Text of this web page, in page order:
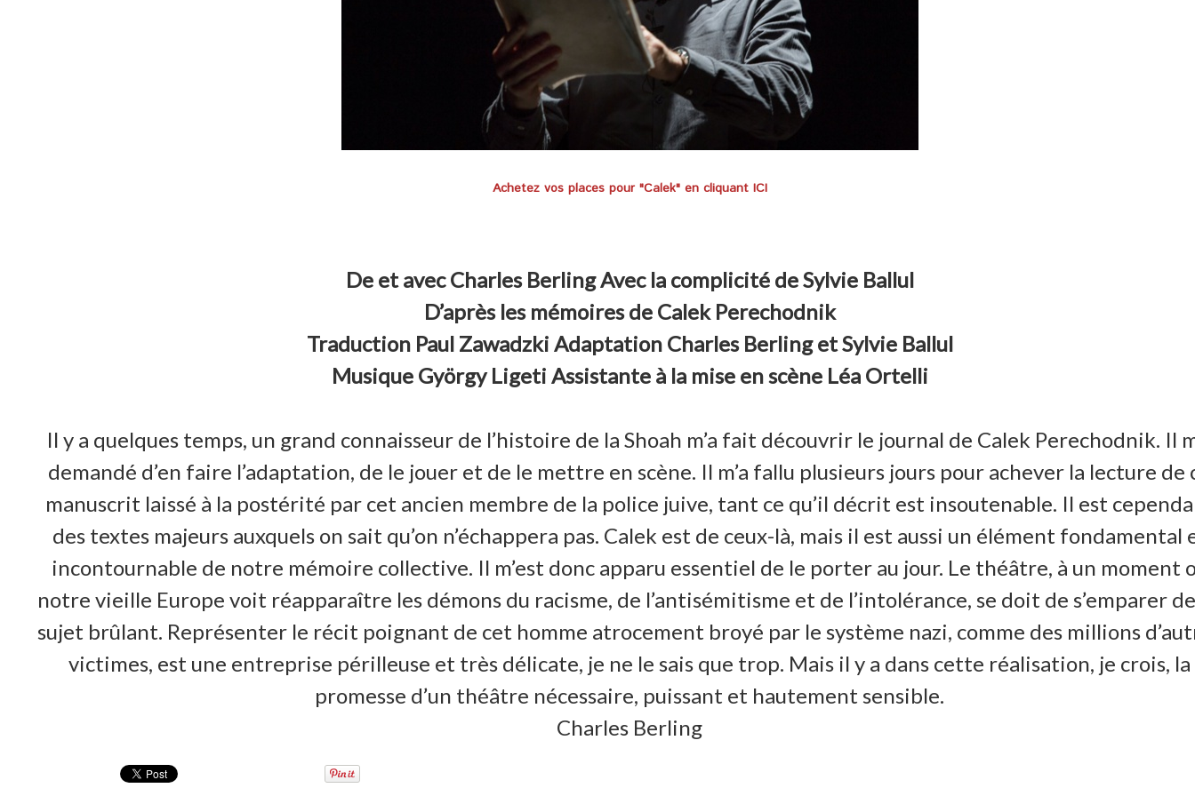
Achetez vos places pour "Calek" en cliquant ICI
De et avec Charles Berling Avec la complicité de Sylvie Ballul
D’après les mémoires de Calek Perechodnik
Traduction Paul Zawadzki Adaptation Charles Berling et Sylvie Ballul
Musique György Ligeti Assistante à la mise en scène Léa Ortelli
Il y a quelques temps, un grand connaisseur de l’histoire de la Shoah m’a fait découvrir le journal de Calek Perechodnik. Il
demandé d’en faire l’adaptation, de le jouer et de le mettre en scène. Il m’a fallu plusieurs jours pour achever la lecture de
manuscrit laissé à la postérité par cet ancien membre de la police juive, tant ce qu’il décrit est insoutenable. Il est
des textes majeurs auxquels on sait qu’on n’échappera pas. Calek est de ceux-là, mais il est aussi un élément fondamental
incontournable de notre mémoire collective. Il m’est donc apparu essentiel de le porter au jour. Le théâtre, à un moment
notre vieille Europe voit réapparaître les démons du racisme, de l’antisémitisme et de l’intolérance, se doit de s’emparer
sujet brûlant. Représenter le récit poignant de cet homme atrocement broyé par le système nazi, comme des millions
victimes, est une entreprise périlleuse et très délicate, je ne le sais que trop. Mais il y a dans cette réalisation, je crois, la
promesse d’un théâtre nécessaire, puissant et hautement sensible.
Charles Berling